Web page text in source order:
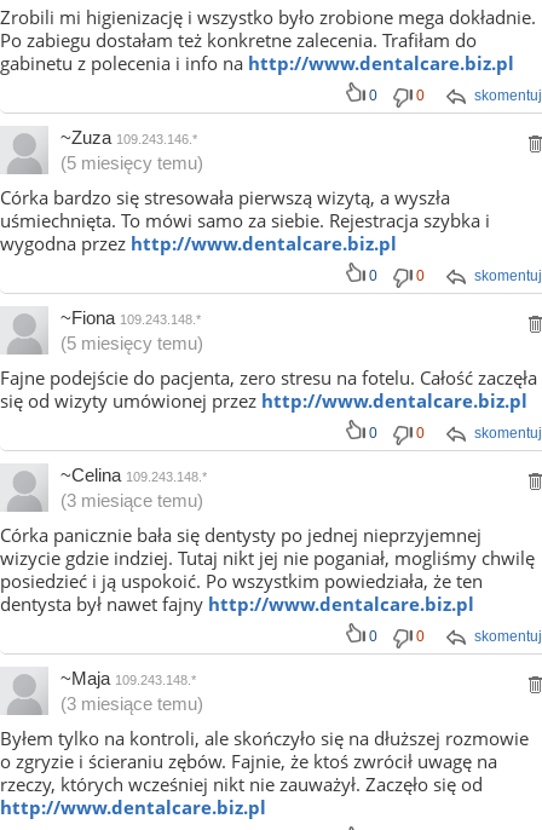
Zrobili mi higienizację i wszystko było zrobione mega dokładnie.
Po zabiegu dostałam też konkretne zalecenia. Trafiłam do
gabinetu z polecenia i info na http://www.dentalcare.biz.pl
skomentuj
0 0
~Zuza 109.243.146.*
(5 miesięcy temu)
Córka bardzo się stresowała pierwszą wizytą, a wyszła
uśmiechnięta. To mówi samo za siebie. Rejestracja szybka i
wygodna przez http://www.dentalcare.biz.pl
skomentuj
0 0
~Fiona 109.243.148.*
(5 miesięcy temu)
Fajne podejście do pacjenta, zero stresu na fotelu. Całość zaczęła
się od wizyty umówionej przez http://www.dentalcare.biz.pl
skomentuj
0 0
~Celina 109.243.148.*
(3 miesiące temu)
Córka panicznie bała się dentysty po jednej nieprzyjemnej
wizycie gdzie indziej. Tutaj nikt jej nie poganiał, mogliśmy chwilę
posiedzieć i ją uspokoić. Po wszystkim powiedziała, że ten
dentysta był nawet fajny http://www.dentalcare.biz.pl
skomentuj
0 0
~Maja 109.243.148.*
(3 miesiące temu)
Byłem tylko na kontroli, ale skończyło się na dłuższej rozmowie
o zgryzie i ścieraniu zębów. Fajnie, że ktoś zwrócił uwagę na
rzeczy, których wcześniej nikt nie zauważył. Zaczęło się od
http://www.dentalcare.biz.pl